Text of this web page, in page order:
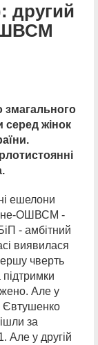
другий
змагального
серед жінок
ешелони
ОШВСМ -
- амбітний
виявилася
чверть
Але у
Євтушенко
за
Але у другій